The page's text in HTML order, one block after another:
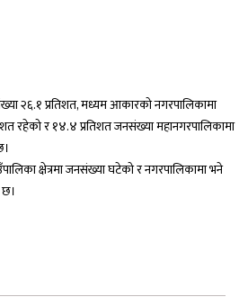
२६.१ प्रतिशत, मध्यम आकारको नगरपालिकामा
रहेको र १४.४ प्रतिशत जनसंख्या महानगरपालिकामा
क्षेत्रमा जनसंख्या घटेको र नगरपालिकामा भने